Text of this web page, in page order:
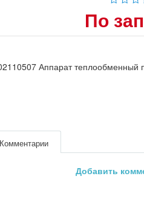
По
Аппарат теплообменный
Добавить